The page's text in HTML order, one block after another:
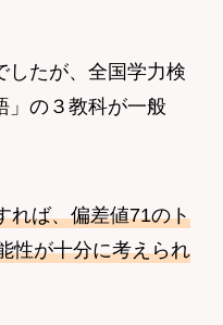
したが、全国学力検
」の３教科が一般
れば、偏差値71のト
性が十分に考えられ